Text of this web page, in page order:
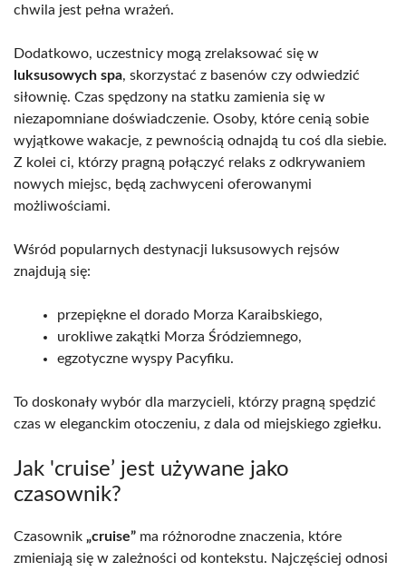
chwila jest pełna wrażeń.
Dodatkowo, uczestnicy mogą zrelaksować się w
luksusowych spa, skorzystać z basenów czy odwiedzić
siłownię. Czas spędzony na statku zamienia się w
niezapomniane doświadczenie. Osoby, które cenią sobie
wyjątkowe wakacje, z pewnością odnajdą tu coś dla siebie.
Z kolei ci, którzy pragną połączyć relaks z odkrywaniem
nowych miejsc, będą zachwyceni oferowanymi
możliwościami.
Wśród popularnych destynacji luksusowych rejsów
znajdują się:
przepiękne el dorado Morza Karaibskiego,
urokliwe zakątki Morza Śródziemnego,
egzotyczne wyspy Pacyfiku.
To doskonały wybór dla marzycieli, którzy pragną spędzić
czas w eleganckim otoczeniu, z dala od miejskiego zgiełku.
Jak 'cruise’ jest używane jako
czasownik?
Czasownik „cruise” ma różnorodne znaczenia, które
zmieniają się w zależności od kontekstu. Najczęściej odnosi